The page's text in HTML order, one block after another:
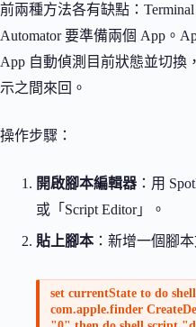
前兩種方法各有缺點：
Automator 要準備兩個 App。
App 自動偵測目前狀態並切換
示之間來回。
操作步驟：
開啟腳本編輯器 ：用
或「Script Editor」。
貼上腳本：新增一個腳
set currentState to do
com.apple.finder